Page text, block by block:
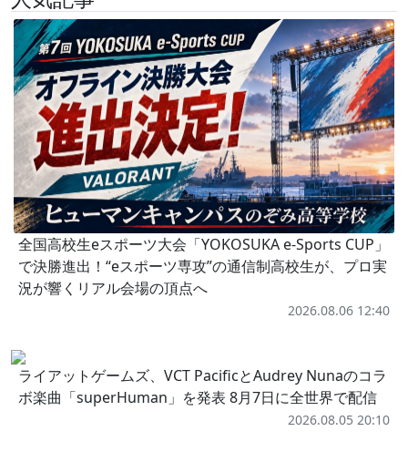
全国高校生eスポーツ大会「YOKOSUKA e-Sports CUP」
で決勝進出！“eスポーツ専攻”の通信制高校生が、プロ実
況が響くリアル会場の頂点へ
2026.08.06 12:40
ライアットゲームズ、VCT PacificとAudrey Nunaのコラ
ボ楽曲「superHuman」を発表 8月7日に全世界で配信
2026.08.05 20:10